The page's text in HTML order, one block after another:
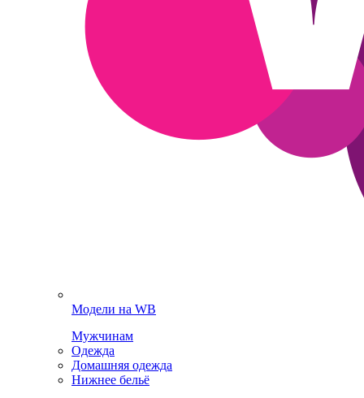
Модели на WB
Мужчинам
Одежда
Домашняя одежда
Нижнее бельё